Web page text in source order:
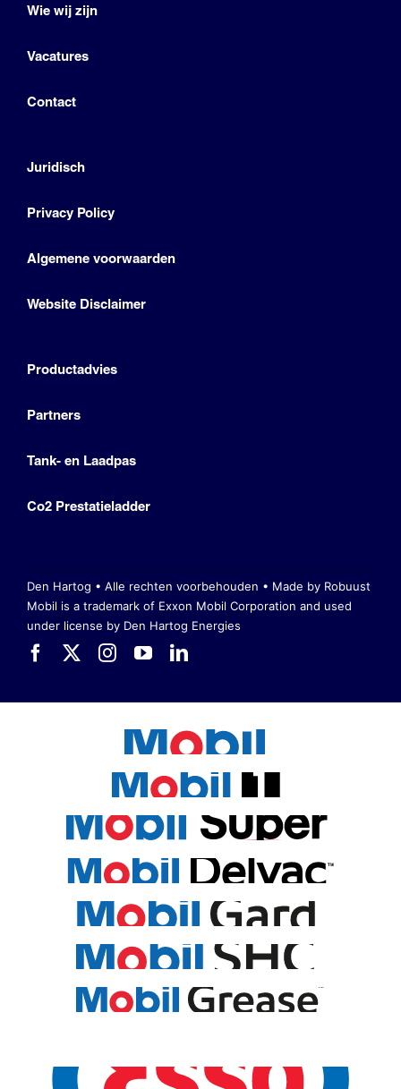
Wie wij zijn
Vacatures
Contact
Juridisch
Privacy Policy
Algemene voorwaarden
Website Disclaimer
Productadvies
Partners
Tank- en Laadpas
Co2 Prestatieladder
Den Hartog • Alle rechten voorbehouden • Made by Robuust
Mobil is a trademark of Exxon Mobil Corporation and used
under license by Den Hartog Energies